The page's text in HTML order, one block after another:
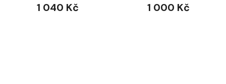
1 040 Kč 1 000 Kč